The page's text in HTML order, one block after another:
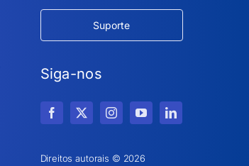
Suporte
Siga-nos
Direitos autorais © 2026